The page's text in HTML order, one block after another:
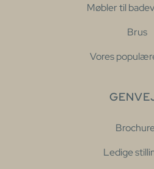
Møbler til
Brus
Vores
Ledige